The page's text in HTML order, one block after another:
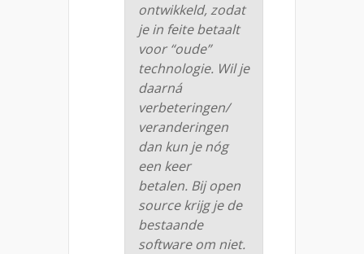
ontwikkeld, zodat
je in feite betaalt
voor “oude”
technologie. Wil je
daarná
verbeteringen/
veranderingen
dan kun je nóg
een keer
betalen. Bij open
source krijg je de
bestaande
software om niet.